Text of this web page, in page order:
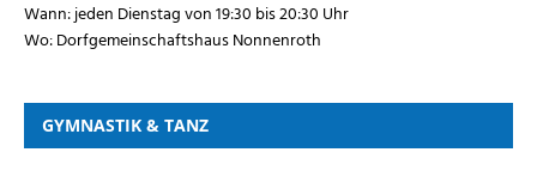
Wann: jeden Dienstag von 19:30 bis 20:30 Uhr
Wo: Dorfgemeinschaftshaus Nonnenroth
GYMNASTIK & TANZ